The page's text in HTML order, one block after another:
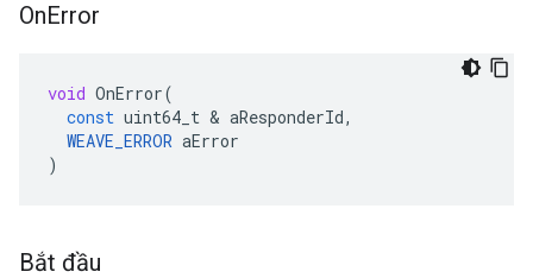
OnError
void OnError(
const uint64_t & aResponderId,
WEAVE_ERROR aError
)
Bắt đầu